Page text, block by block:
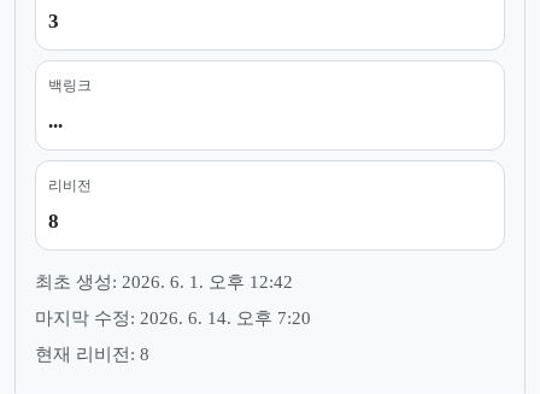
3
백링크
...
리비전
8
최초 생성: 2026. 6. 1. 오후 12:42
마지막 수정: 2026. 6. 14. 오후 7:20
현재 리비전: 8